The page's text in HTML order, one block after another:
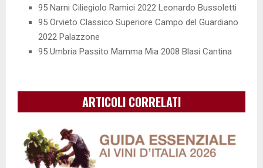
95 Narni Ciliegiolo Ramici 2022 Leonardo Bussoletti
95 Orvieto Classico Superiore Campo del Guardiano
2022 Palazzone
95 Umbria Passito Mamma Mia 2008 Blasi Cantina
ARTICOLI CORRELATI